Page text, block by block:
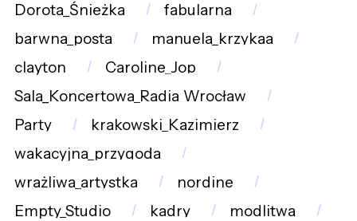
Dorota_Śnieżka
fabularna
barwna_posta
manuela_krzykaa
clayton
Caroline_Jop
Sala_Koncertowa_Radia_Wrocław
Party
krakowski_Kazimierz
wakacyjna_przygoda
wrażliwa_artystka
nordine
Empty_Studio
kadry
modlitwa